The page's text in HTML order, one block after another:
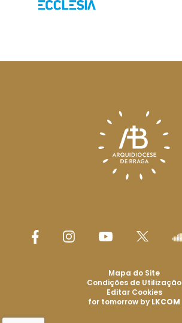
Mapa do Site
Condições de Utilização
Editar Cookies
for tomorrow by LKCOM